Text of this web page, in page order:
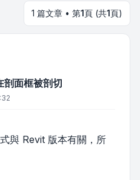
1 篇文章 • 第1頁 (共1頁)
剖面框被剖切
與 Revit 版本有關，所